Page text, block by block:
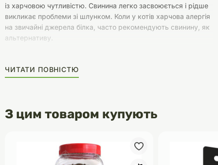
із харчовою чутливістю. Свинина легко засвоюється і рідше
викликає проблеми зі шлунком. Коли у котів харчова алергія
на звичайні джерела білка, часто рекомендують свинину, як
альтернативу.
ЧИТАТИ ПОВНІСТЮ
З цим товаром купують